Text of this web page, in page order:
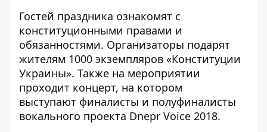
Гостей праздника ознакомят с
конституционными правами и
обязанностями. Организаторы подарят
жителям 1000 экземпляров «Конституции
Украины». Также на мероприятии
проходит концерт, на котором
выступают финалисты и полуфиналисты
вокального проекта Dnepr Voice 2018.